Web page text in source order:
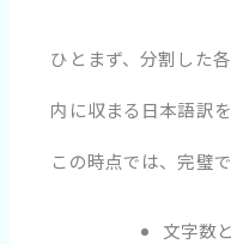
ひとまず、分割した
内に収まる日本語訳を
この時点では、完璧
文字数